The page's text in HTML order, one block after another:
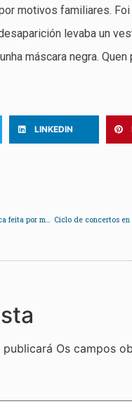
motivos familiares.
levaba un
máscara negra.
LINKEDIN
O ciclo Susurrande achega ao Meirande música feita por mulleres
publicará Os campos